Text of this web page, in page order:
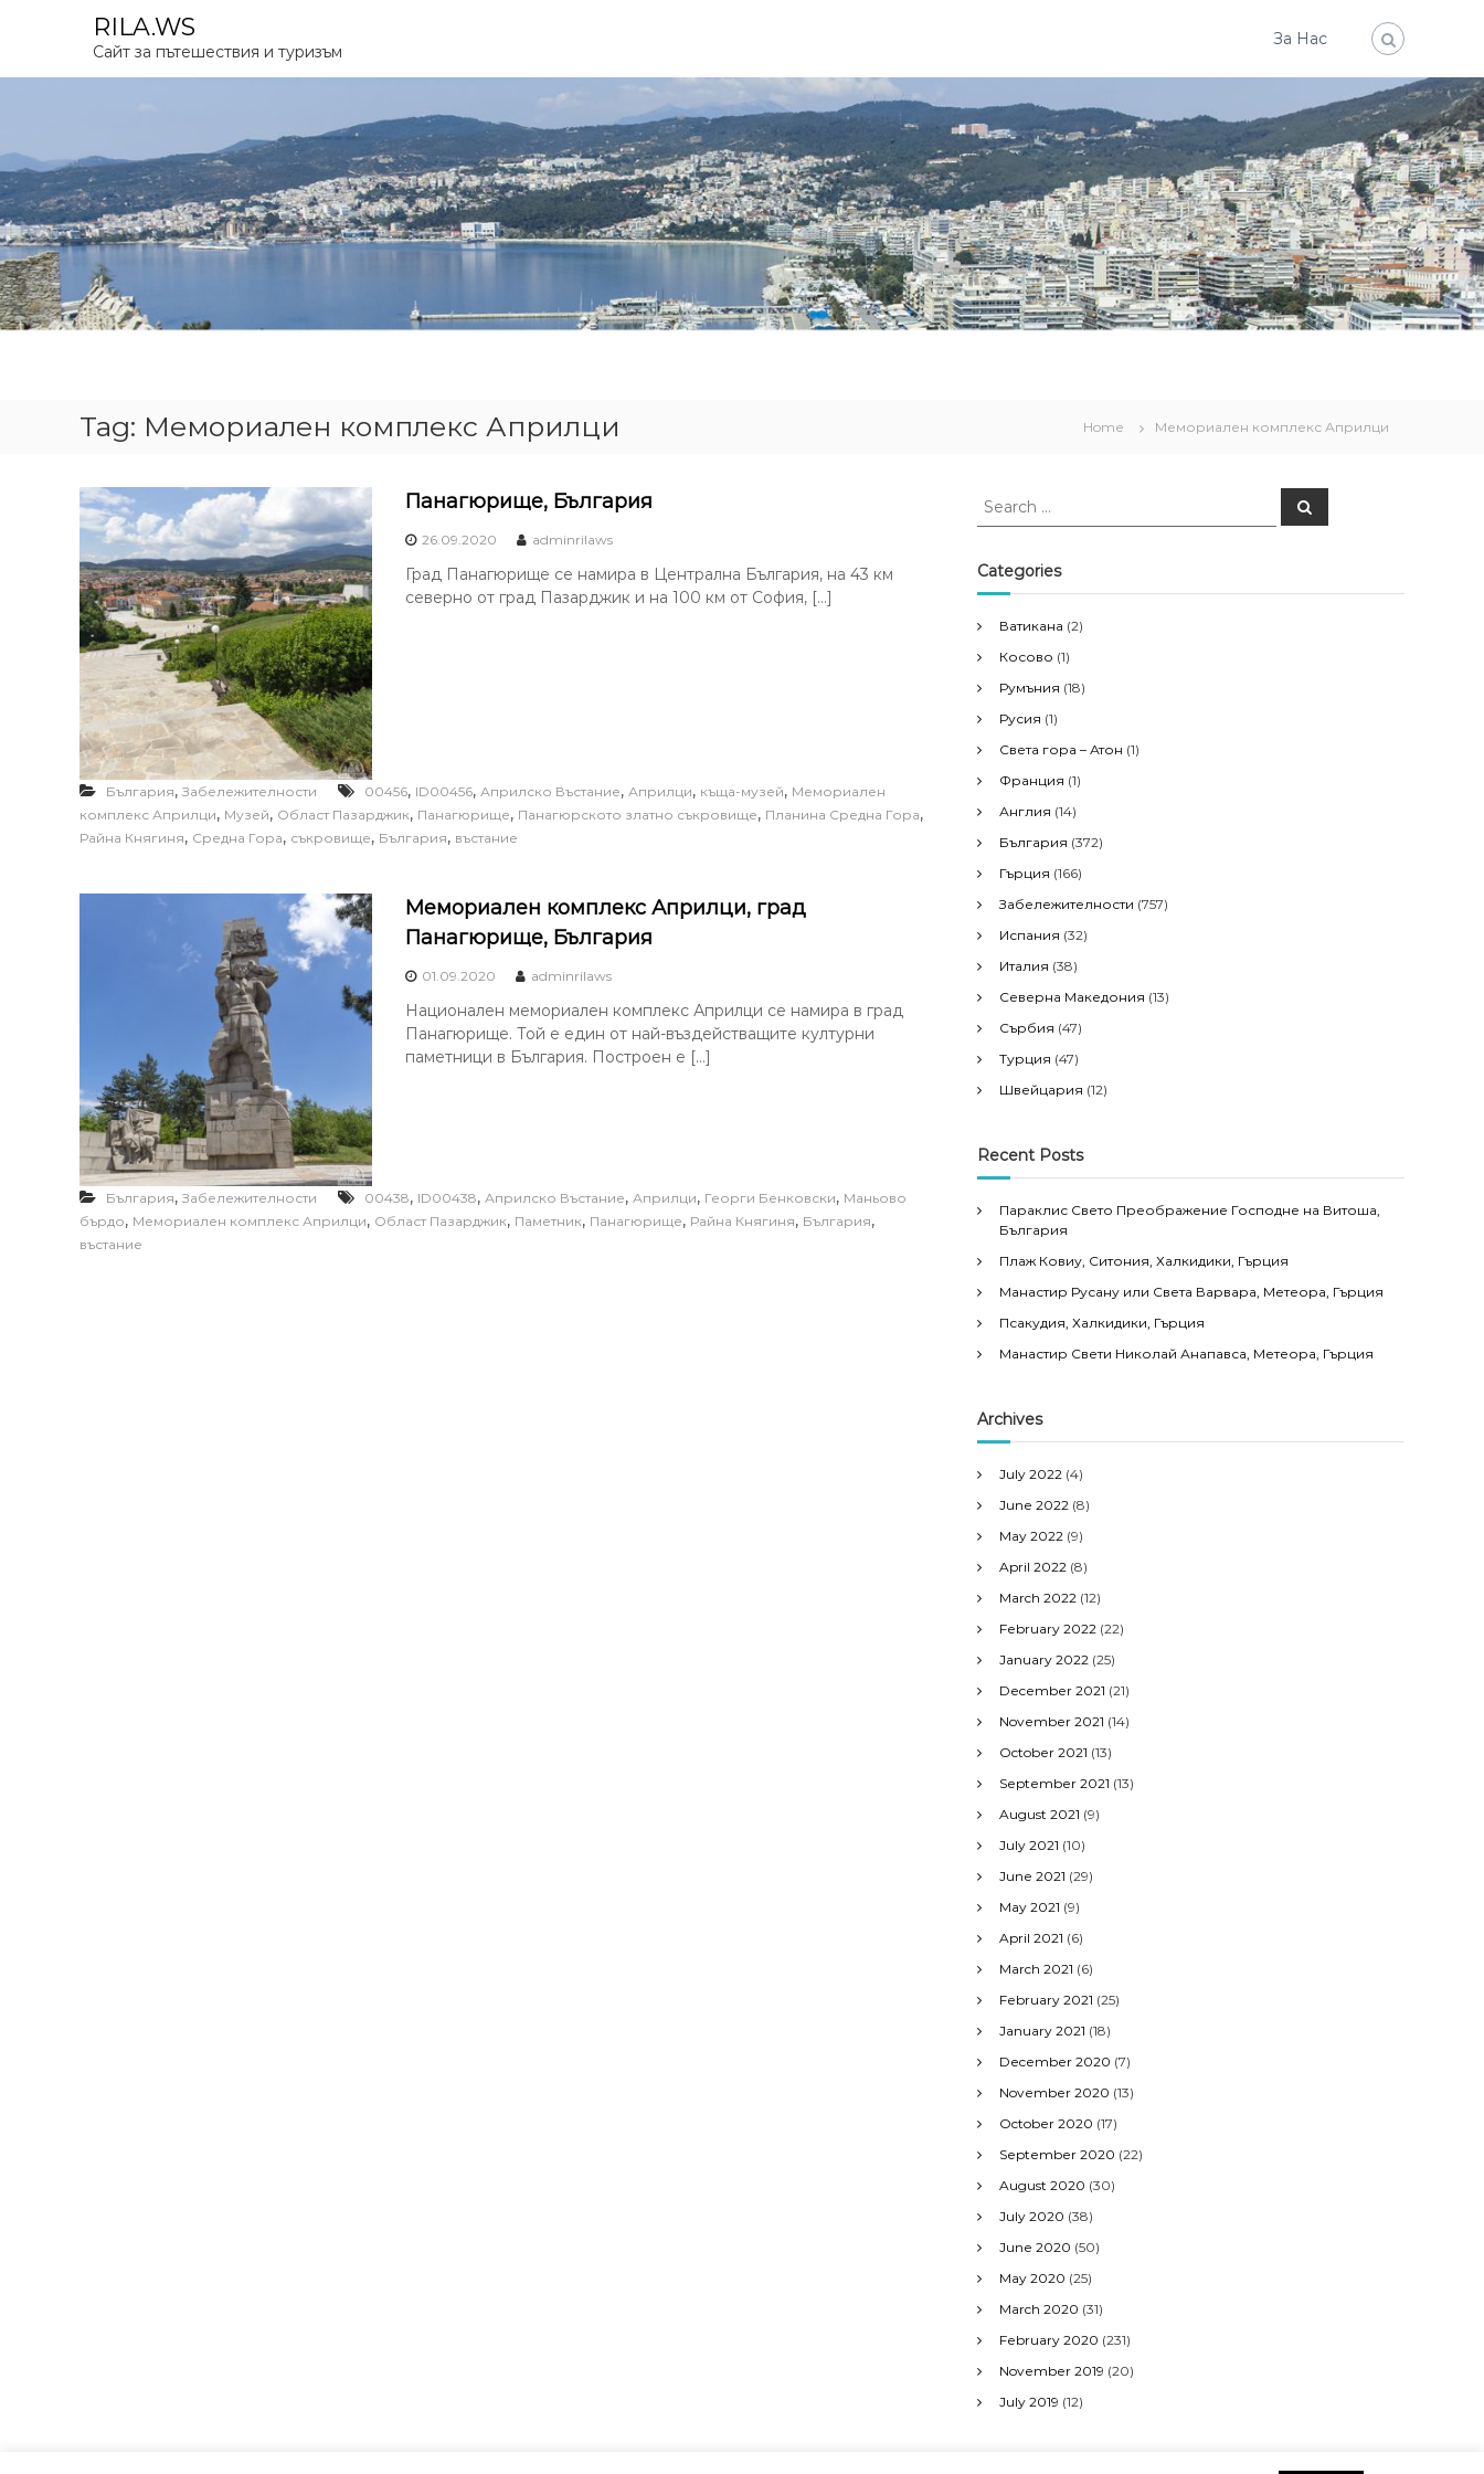
p
c
o
n
t
e
n
t
RILA.WS
Сайт за пътешествия и туризъм
За Нас
Tag: Мемориален комплекс Априлци Home Мемориален комплекс Априлци
Панагюрище, България
26.09.2020 adminrilaws
Град Панагюрище се намира в Централна България, на 43 км
северно от град Пазарджик и на 100 км от София, […]
България, Забележителности 00456, ID00456, Априлско Въстание, Априлци, къща-музей, Мемориален
комплекс Априлци, Музей, Област Пазарджик, Панагюрище, Панагюрското златно съкровище, Планина Средна Гора,
Райна Княгиня, Средна Гора, съкровище, България, въстание
Мемориален комплекс Априлци, град
Панагюрище, България
01.09.2020 adminrilaws
Национален мемориален комплекс Априлци се намира в град
Панагюрище. Той е един от най-въздействащите културни
паметници в България. Построен е […]
България, Забележителности 00438, ID00438, Априлско Въстание, Априлци, Георги Бенковски, Маньово
бърдо, Мемориален комплекс Априлци, Област Пазарджик, Паметник, Панагюрище, Райна Княгиня, България,
въстание
S
r
c
f
o
r
S
e
Categories
Ватикана (2)
Косово (1)
Румъния (18)
Русия (1)
Света гора – Атон (1)
Франция (1)
Англия (14)
България (372)
Гърция (166)
Забележителности (757)
Испания (32)
Италия (38)
Северна Македония (13)
Сърбия (47)
Турция (47)
Швейцария (12)
Recent Posts
Параклис Свето Преображение Господне на Витоша,
България
Плаж Ковиу, Ситония, Халкидики, Гърция
Манастир Русану или Света Варвара, Метеора, Гърция
Псакудия, Халкидики, Гърция
Манастир Свети Николай Анапавса, Метеора, Гърция
Archives
July 2022 (4)
June 2022 (8)
May 2022 (9)
April 2022 (8)
March 2022 (12)
February 2022 (22)
January 2022 (25)
December 2021 (21)
November 2021 (14)
October 2021 (13)
September 2021 (13)
August 2021 (9)
July 2021 (10)
June 2021 (29)
May 2021 (9)
April 2021 (6)
March 2021 (6)
February 2021 (25)
January 2021 (18)
December 2020 (7)
November 2020 (13)
October 2020 (17)
September 2020 (22)
August 2020 (30)
July 2020 (38)
June 2020 (50)
May 2020 (25)
March 2020 (31)
February 2020 (231)
November 2019 (20)
July 2019 (12)